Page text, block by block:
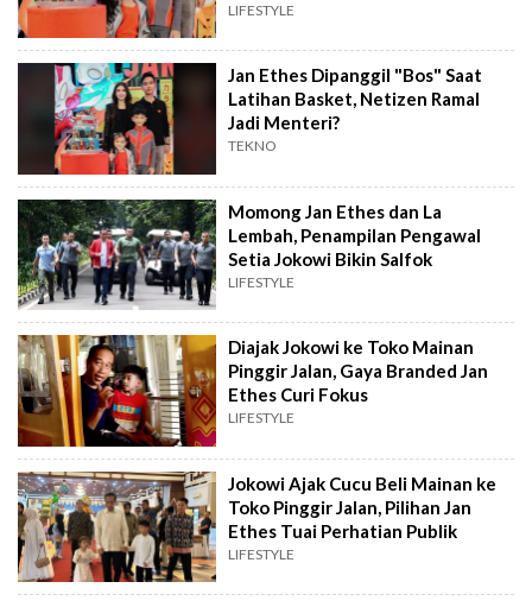
LIFESTYLE
Jan Ethes Dipanggil "Bos" Saat
Latihan Basket, Netizen Ramal
Jadi Menteri?
TEKNO
Momong Jan Ethes dan La
Lembah, Penampilan Pengawal
Setia Jokowi Bikin Salfok
LIFESTYLE
Diajak Jokowi ke Toko Mainan
Pinggir Jalan, Gaya Branded Jan
Ethes Curi Fokus
LIFESTYLE
Jokowi Ajak Cucu Beli Mainan ke
Toko Pinggir Jalan, Pilihan Jan
Ethes Tuai Perhatian Publik
LIFESTYLE